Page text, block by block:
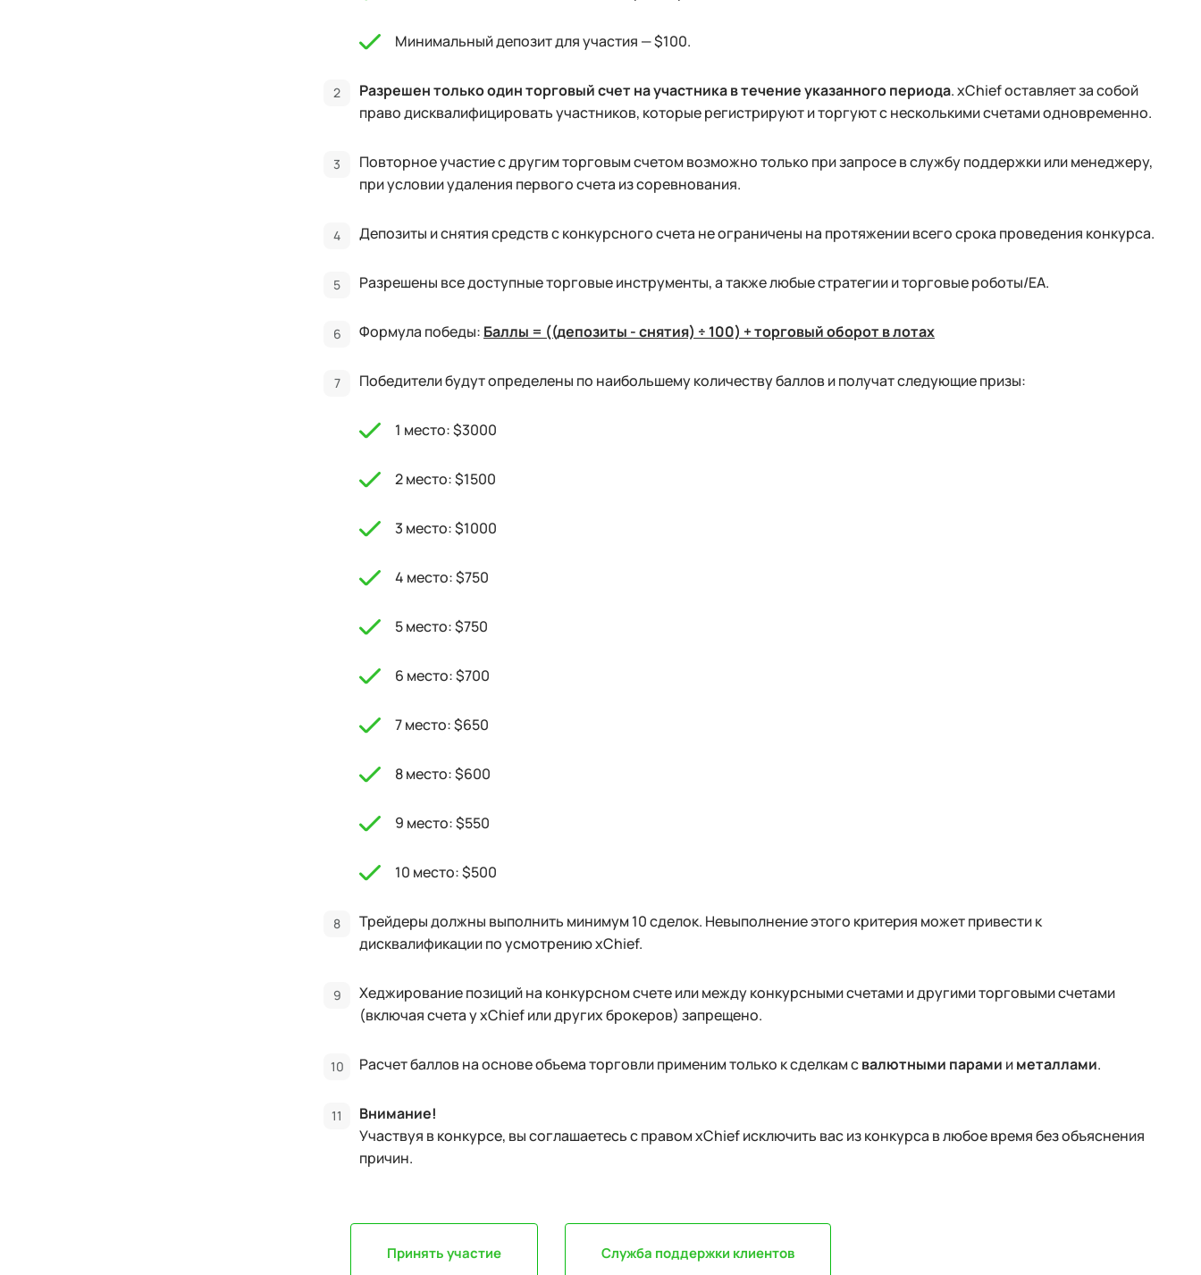
Минимальный депозит для участия — $100.
Разрешен только один торговый счет на участника в течение указанного периода. xChief оставляет за собой
право дисквалифицировать участников, которые регистрируют и торгуют с несколькими счетами одновременно.
Повторное участие с другим торговым счетом возможно только при запросе в службу поддержки или менеджеру,
при условии удаления первого счета из соревнования.
Депозиты и снятия средств с конкурсного счета не ограничены на протяжении всего срока проведения конкурса.
Разрешены все доступные торговые инструменты, а также любые стратегии и торговые роботы/EA.
Формула победы: Баллы = ((депозиты - снятия) ÷ 100) + торговый оборот в лотах
Победители будут определены по наибольшему количеству баллов и получат следующие призы:
1 место: $3000
2 место: $1500
3 место: $1000
4 место: $750
5 место: $750
6 место: $700
7 место: $650
8 место: $600
9 место: $550
10 место: $500
Трейдеры должны выполнить минимум 10 сделок. Невыполнение этого критерия может привести к
дисквалификации по усмотрению xChief.
Хеджирование позиций на конкурсном счете или между конкурсными счетами и другими торговыми счетами
(включая счета у xChief или других брокеров) запрещено.
Расчет баллов на основе объема торговли применим только к сделкам свалютными парами иметаллами.
Внимание!
Участвуя в конкурсе, вы соглашаетесь с правом xChief исключить вас из конкурса в любое время без объяснения
причин.
Принять участие Служба поддержки клиентов